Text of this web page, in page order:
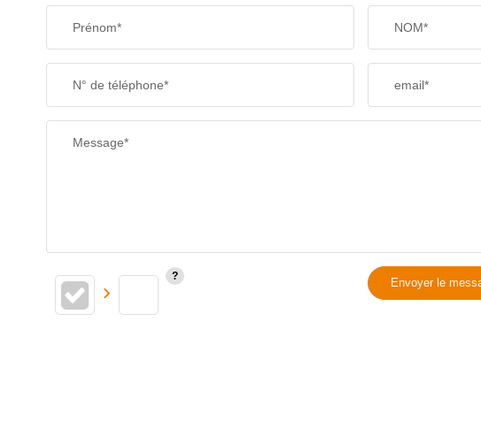
Prénom* NOM*
N° de téléphone* email*
Message*
Envoyer le